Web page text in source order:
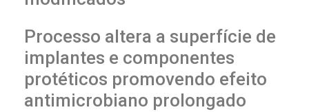
Processo altera a superfície de
implantes e componentes
protéticos promovendo efeito
antimicrobiano prolongado